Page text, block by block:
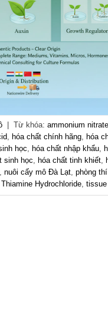
Từ khóa: ammonium nitrate
, hóa chất chính hãng, hóa
học, hóa chất nhập khẩu,
sinh học, hóa chất tinh khiết,
, nuôi cấy mô Đà Lạt, phòng
Thiamine Hydrochloride,